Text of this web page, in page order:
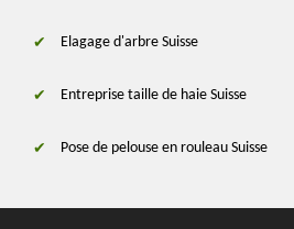
Elagage d'arbre Suisse
Entreprise taille de haie Suisse
Pose de pelouse en rouleau Suisse